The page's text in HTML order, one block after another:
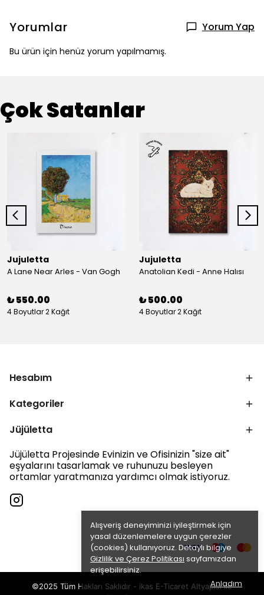
Alışveriş deneyiminizi iyileştirmek için
yasal düzenlemelere uygun çerezler
(cookies) kullanıyoruz. Detaylı bilgiye
Gizlilik ve Çerez Politikası sayfamızdan
erişebilirsiniz.
Anladım
Yorumlar Yorum Yap
Bu ürün için henüz yorum yapılmamış.
Çok Satanlar
Jujuletta
A Lane Near Arles - Van Gogh
₺ 550.00
4 Boyutlar 2 Kağıt
Jujuletta
Anatolian Kedi - Anne Halısı
₺ 500.00
4 Boyutlar 2 Kağıt
Hesabım
Kategoriler
Jüjületta
Jüjületta Projesinde Evinizin ve Ofisinizin "size ait"
eşyalarını tasarlamak ve ruhunuzu besleyen
ortamlar yaratmanıza yardımcı olmak istiyoruz.
©2025 Tüm Hakları Saklıdır - ikas E-Ticaret Altyapısı ile